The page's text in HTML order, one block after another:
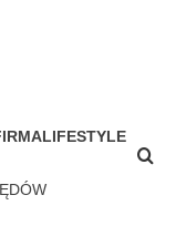
LIFESTYLE